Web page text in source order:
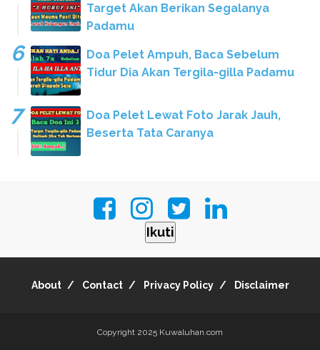
Target Akan Berikan Segalanya
Padamu
Doa Pelet Ampuh, Baca Sebelum
Tidur Dia Akan Tergila-gilla Padamu
Doa Pelet Lewat Foto Jarak Jauh,
Beserta Tata Caranya
Ikuti
About Contact Privacy Policy Disclaimer
Copyright 2025 Kuwaluhan.com